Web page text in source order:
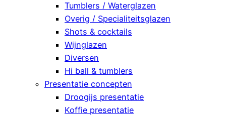
Tumblers / Waterglazen
Overig / Specialiteitsglazen
Shots & cocktails
Wijnglazen
Diversen
Hi ball & tumblers
Presentatie concepten
Droogijs presentatie
Koffie presentatie